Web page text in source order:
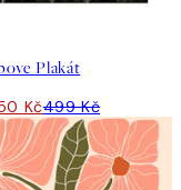
Plakát
Kč499 Kč